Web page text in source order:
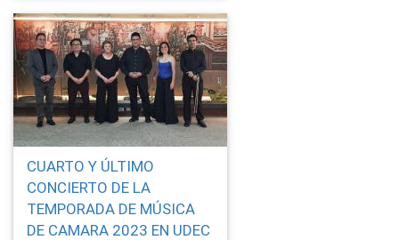
CUARTO Y ÚLTIMO
CONCIERTO DE LA
TEMPORADA DE MÚSICA
DE CAMARA 2023 EN UDEC